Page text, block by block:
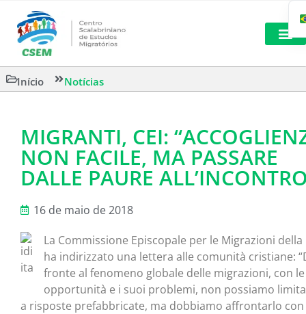
Início Notícias
MIGRANTI, CEI:
NON FACILE, MA PASSARE
DALLE PAURE
16 de maio de 2018
La Commissione Episcopale per le Migrazioni della
ha indirizzato una lettera alle comunità cristiane:
fronte al fenomeno globale delle migrazioni, con
opportunità e i suoi problemi, non possiamo
a risposte prefabbricate, ma dobbiamo affrontarlo con